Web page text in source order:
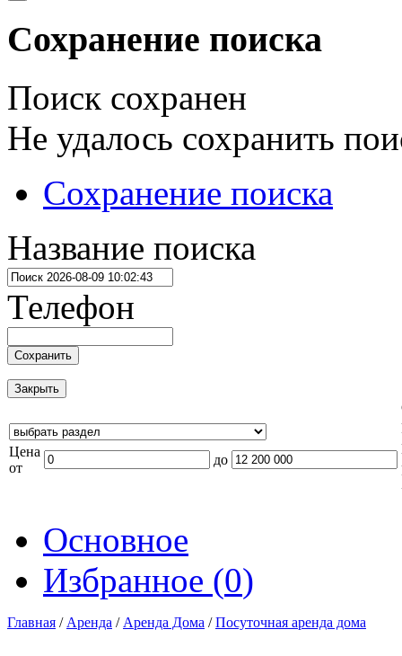
Сохранение поиска
Поиск сохранен
Не удалось сохранить
Сохранение поиска
Название поиска
Телефон
Сохранить
Закрыть
Цена
от
до
Основное
Избранное (0)
Главная / Аренда / Аренда Дома /Посуточная аренда дома